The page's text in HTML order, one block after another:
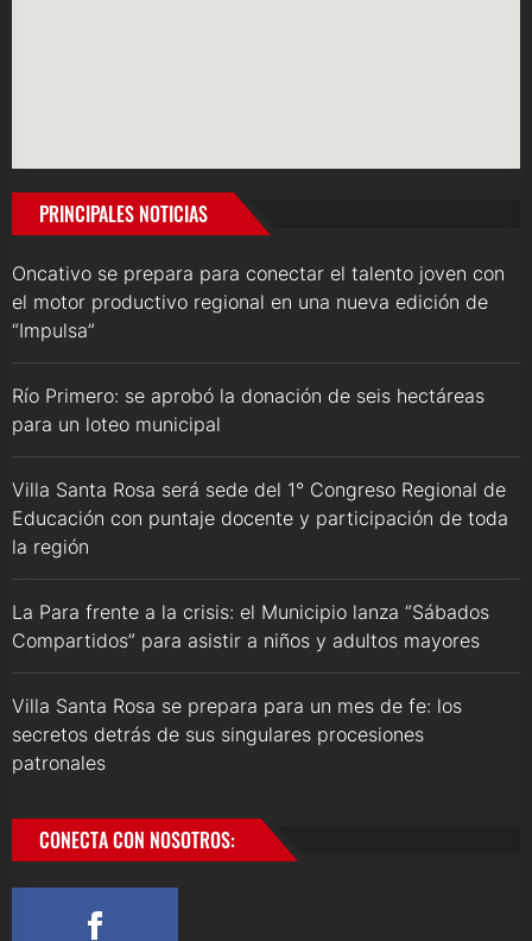
PRINCIPALES NOTICIAS
Oncativo se prepara para conectar el talento joven con
el motor productivo regional en una nueva edición de
“Impulsa”
Río Primero: se aprobó la donación de seis hectáreas
para un loteo municipal
Villa Santa Rosa será sede del 1° Congreso Regional de
Educación con puntaje docente y participación de toda
la región
La Para frente a la crisis: el Municipio lanza “Sábados
Compartidos” para asistir a niños y adultos mayores
Villa Santa Rosa se prepara para un mes de fe: los
secretos detrás de sus singulares procesiones
patronales
CONECTA CON NOSOTROS: